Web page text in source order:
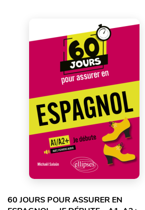
60 JOURS POUR ASSURER EN